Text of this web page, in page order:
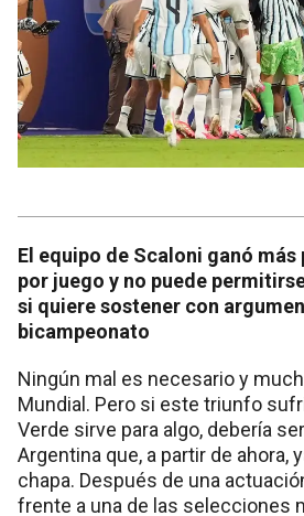
El equipo de Scaloni ganó
por juego y no puede
si quiere sostener con
bicampeonato
Ningún mal es necesario y
Mundial. Pero si este triunfo
Verde sirve para algo, debería
Argentina que, a partir de ahora,
chapa. Después de una
frente a una de las selecciones